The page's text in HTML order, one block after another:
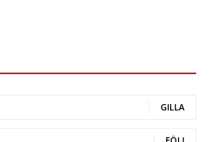
GILLA